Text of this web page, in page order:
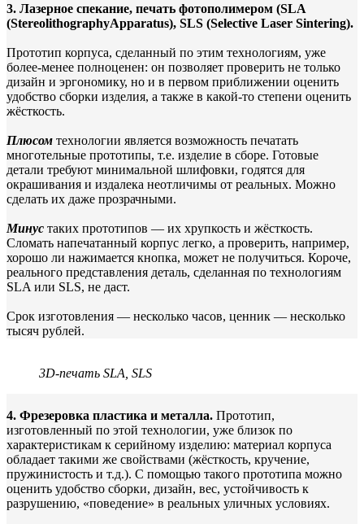
3. Лазерное спекание, печать фотополимером (SLA
(StereolithographyApparatus), SLS (Selective Laser Sintering).
Прототип корпуса, сделанный по этим технологиям, уже
более-менее полноценен: он позволяет проверить не только
дизайн и эргономику, но и в первом приближении оценить
удобство сборки изделия, а также в какой-то степени оценить
жёсткость.
Плюсом технологии является возможность печатать
многотельные прототипы, т.е. изделие в сборе. Готовые
детали требуют минимальной шлифовки, годятся для
окрашивания и издалека неотличимы от реальных. Можно
сделать их даже прозрачными.
Минус таких прототипов — их хрупкость и жёсткость.
Сломать напечатанный корпус легко, а проверить, например,
хорошо ли нажимается кнопка, может не получиться. Короче,
реального представления деталь, сделанная по технологиям
SLA или SLS, не даст.
Срок изготовления — несколько часов, ценник — несколько
тысяч рублей.
3D-печать SLA, SLS
4. Фрезеровка пластика и металла. Прототип,
изготовленный по этой технологии, уже близок по
характеристикам к серийному изделию: материал корпуса
обладает такими же свойствами (жёсткость, кручение,
пружинистость и т.д.). С помощью такого прототипа можно
оценить удобство сборки, дизайн, вес, устойчивость к
разрушению, «поведение» в реальных уличных условиях.